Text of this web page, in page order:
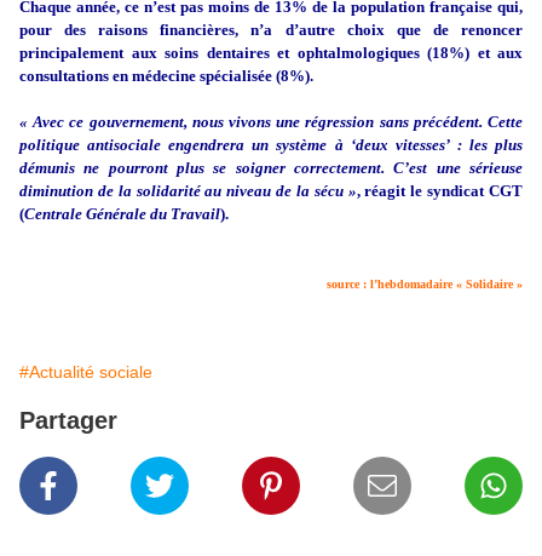
Chaque année, ce n’est pas moins de 13% de la population française qui,
pour des raisons financières, n’a d’autre choix que de renoncer
principalement aux soins dentaires et ophtalmologiques (18%) et aux
consultations en médecine spécialisée (8%).
« Avec ce gouvernement, nous vivons une régression sans précédent. Cette
politique antisociale engendrera un système à ‘deux vitesses’ : les plus
démunis ne pourront plus se soigner correctement. C’est une sérieuse
diminution de la solidarité au niveau de la sécu », réagit le syndicat CGT
(Centrale Générale du Travail).
source : l’hebdomadaire « Solidaire »
#Actualité sociale
Partager